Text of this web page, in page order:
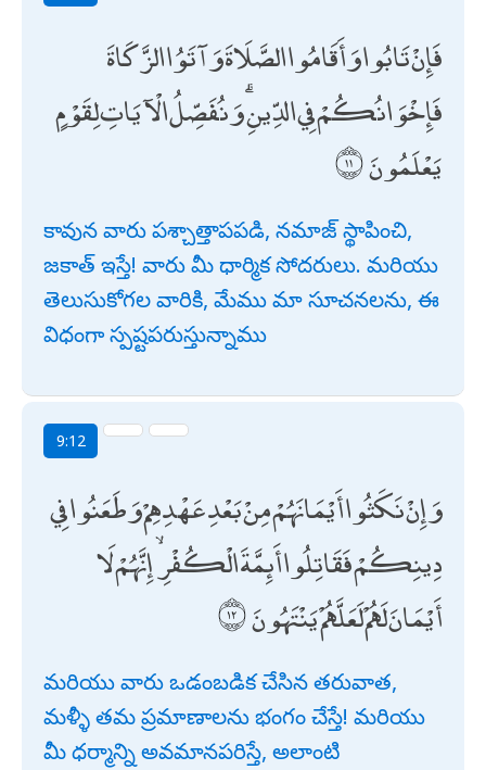
فَإِنْ تَابُوا وَأَقَامُوا الصَّلَاةَ وَآتَوُا الزَّكَاةَ
فَإِخْوَانُكُمْ فِي الدِّينِ ۗ وَنُفَصِّلُ الْآيَاتِ لِقَوْمٍ
يَعْلَمُونَ
కావున వారు పశ్చాత్తాపపడి, నమాజ్ స్థాపించి,
జకాత్ ఇస్తే! వారు మీ ధార్మిక సోదరులు. మరియు
తెలుసుకోగల వారికి, మేము మా సూచనలను, ఈ
విధంగా స్పష్టపరుస్తున్నాము
9:12
وَإِنْ نَكَثُوا أَيْمَانَهُمْ مِنْ بَعْدِ عَهْدِهِمْ وَطَعَنُوا فِي
دِينِكُمْ فَقَاتِلُوا أَئِمَّةَ الْكُفْرِ ۙ إِنَّهُمْ لَا
أَيْمَانَ لَهُمْ لَعَلَّهُمْ يَنْتَهُونَ
మరియు వారు ఒడంబడిక చేసిన తరువాత,
మళ్ళీ తమ ప్రమాణాలను భంగం చేస్తే! మరియు
మీ ధర్మాన్ని అవమానపరిస్తే, అలాంటి